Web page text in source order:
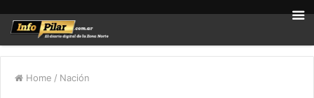
Home / Nación